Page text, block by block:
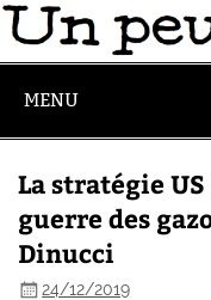
MENU
La stratégie
guerre des
Dinucci
24/12/2019